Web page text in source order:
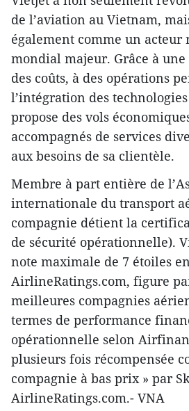
de l’aviation au Vietnam,
également comme un acteur
mondial majeur. Grâce à
des coûts, à des opérations
l’intégration des
propose des vols
accompagnés de services
aux besoins de sa clientèle.
Membre à part entière de
internationale du transport
compagnie détient la
de sécurité opérationnelle).
note maximale de 7 étoiles
AirlineRatings.com, figure
meilleures compagnies
termes de performance
opérationnelle selon
plusieurs fois récompensée
compagnie à bas prix » par
AirlineRatings.com.- VNA